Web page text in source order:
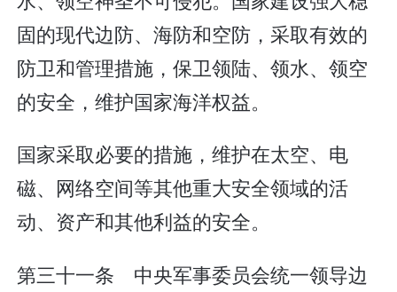
固的现代边防、海防和空防，采取有效的
防卫和管理措施，保卫领陆、领水、领空
的安全，维护国家海洋权益。
国家采取必要的措施，维护在太空、电
磁、网络空间等其他重大安全领域的活
动、资产和其他利益的安全。
第三十一条 中央军事委员会统一领导边